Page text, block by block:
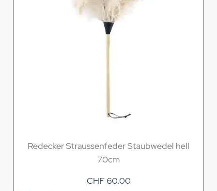
Redecker Straussenfeder Staubwedel hell
70cm
CHF 60.00